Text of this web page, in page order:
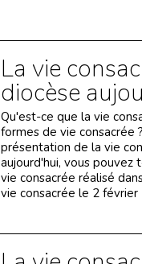
La vie
diocèse
Qu'est-ce que la vie
formes de vie consacrée
présentation de la vie
aujourd'hui, vous pouvez
vie consacrée réalisé
vie consacrée le 2 février